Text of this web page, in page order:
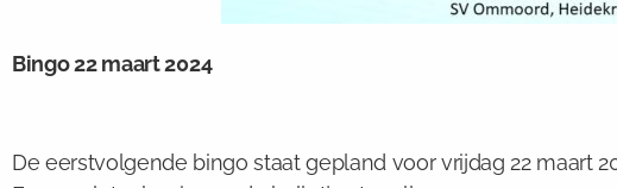
Bingo 22 maart 2024
De eerstvolgende bingo staat gepland voor vrijdag 22 maart